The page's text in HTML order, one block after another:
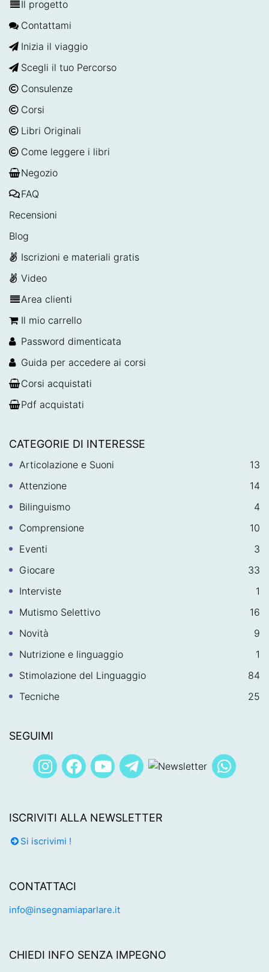
Il progetto
Contattami
Inizia il viaggio
Scegli il tuo Percorso
Consulenze
Corsi
Libri Originali
Come leggere i libri
Negozio
FAQ
Recensioni
Blog
Iscrizioni e materiali gratis
Video
Area clienti
Il mio carrello
Password dimenticata
Guida per accedere ai corsi
Corsi acquistati
Pdf acquistati
CATEGORIE DI INTERESSE
Articolazione e Suoni
13
Attenzione
14
Bilinguismo
4
Comprensione
10
Eventi
3
Giocare
33
Interviste
1
Mutismo Selettivo
16
Novità
9
Nutrizione e linguaggio
1
Stimolazione del Linguaggio
84
Tecniche
25
SEGUIMI
ISCRIVITI ALLA NEWSLETTER
Si iscrivimi !
CONTATTACI
info@insegnamiaparlare.it
CHIEDI INFO SENZA IMPEGNO